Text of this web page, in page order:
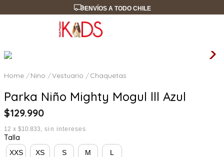
ENVÍOS A TODO CHILE
Nino Vestuario Chaquetas
Parka Niño Mighty Mogul lll Azul
$129.990
12 x $10.833 sin intereses
Talla
XXS XS S M L